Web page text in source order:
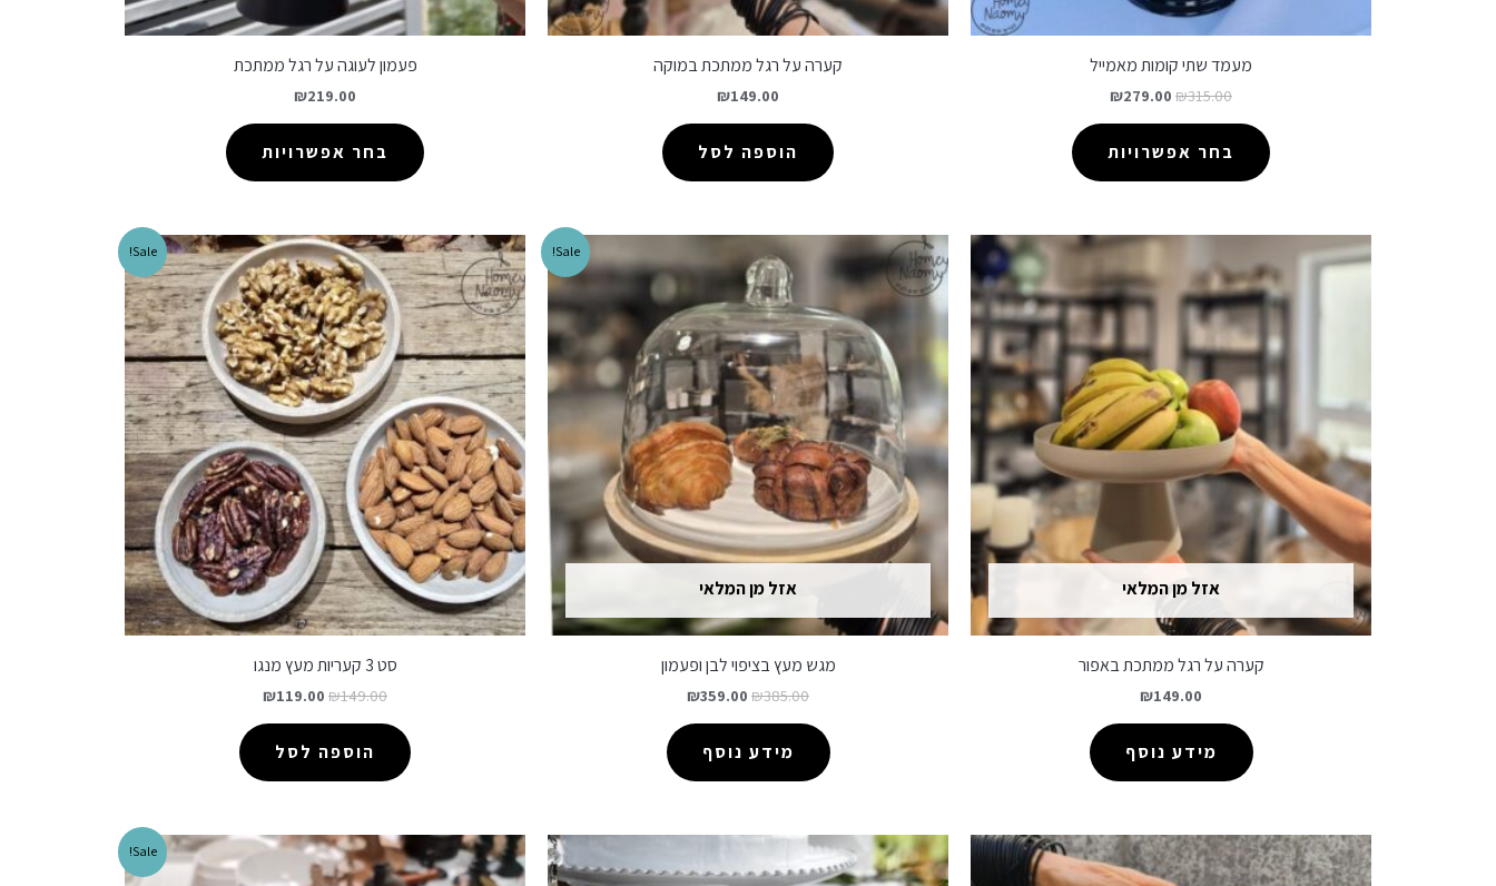
מעמד שתי קומות מאמייל
₪315.00
₪279.00
בחר אפשרויות
קערה על רגל ממתכת במוקה
₪149.00
הוספה לסל
פעמון לעוגה על רגל ממתכת
₪219.00
בחר אפשרויות
אזל מן המלאי
קערה על רגל ממתכת באפור
₪149.00
מידע נוסף
Sale!
אזל מן המלאי
מגש מעץ בציפוי לבן ופעמון
₪385.00
₪359.00
מידע נוסף
Sale!
סט 3 קעריות מעץ מנגו
₪149.00
₪119.00
הוספה לסל
Sale!